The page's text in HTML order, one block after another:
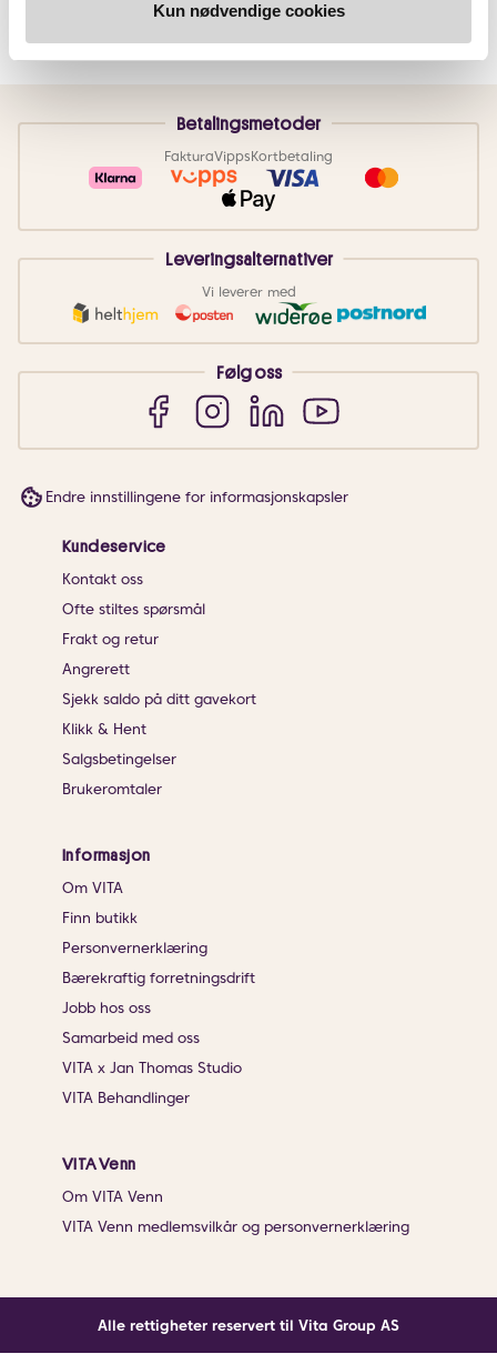
Kun nødvendige cookies
Betalingsmetoder
FakturaVippsKortbetaling
Leveringsalternativer
Vi leverer med
Følg oss
Endre innstillingene for informasjonskapsler
Kundeservice
Kontakt oss
Ofte stiltes spørsmål
Frakt og retur
Angrerett
Sjekk saldo på ditt gavekort
Klikk & Hent
Salgsbetingelser
Brukeromtaler
Informasjon
Om VITA
Finn butikk
Personvernerklæring
Bærekraftig forretningsdrift
Jobb hos oss
Samarbeid med oss
VITA x Jan Thomas Studio
VITA Behandlinger
VITA Venn
Om VITA Venn
VITA Venn medlemsvilkår og personvernerklæring
Alle rettigheter reservert til Vita Group AS